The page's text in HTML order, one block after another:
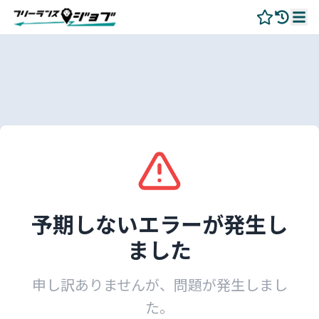
予期しないエラーが発生し
ました
申し訳ありませんが、問題が発生しまし
た。